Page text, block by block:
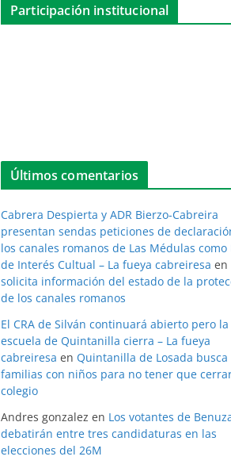
Participación institucional
Últimos comentarios
Cabrera Despierta y ADR Bierzo-Cabreira
presentan sendas peticiones de
los canales romanos de Las Médulas como
de Interés Cultual – La fueya cabreiresa en
solicita información del estado de la
de los canales romanos
El CRA de Silván continuará abierto pero la
escuela de Quintanilla cierra – La fueya
cabreiresa en Quintanilla de Losada busca
familias con niños para no tener que
colegio
Andres gonzalez en Los votantes de
debatirán entre tres candidaturas en las
elecciones del 26M